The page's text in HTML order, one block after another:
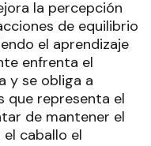
la percepción
de equilibrio
el aprendizaje
enfrenta el
y se obliga a
que representa el
de mantener el
caballo el